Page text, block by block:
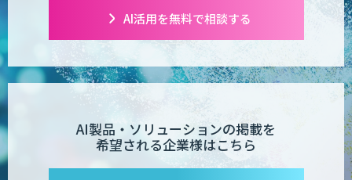
デジパーク
デジフロー
AI活用を無料で相談する
AI製品・ソリューションの掲載を
希望される企業様はこちら